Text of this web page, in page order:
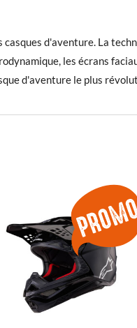
d'aventure. La
les écrans
d'aventure le plus